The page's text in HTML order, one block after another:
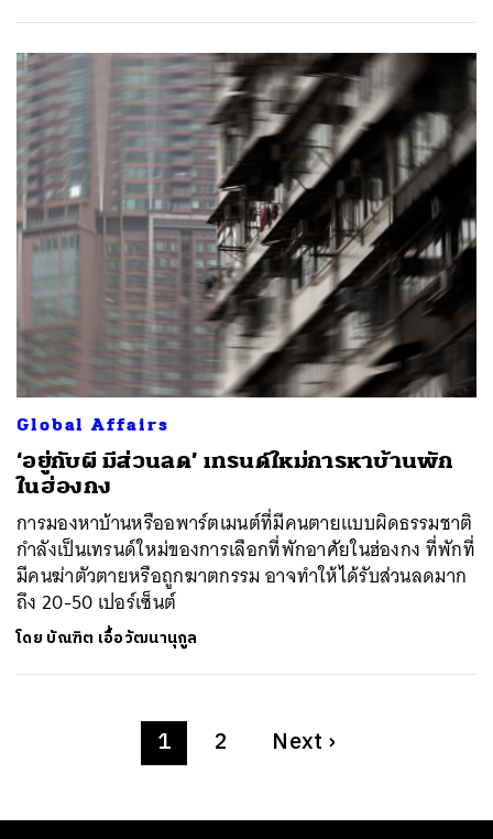
Global Affairs
‘อยู่กับผี มีส่วนลด’ เทรนด์ใหม่การหาบ้านพัก
ในฮ่องกง
การมองหาบ้านหรืออพาร์ตเมนต์ที่มีคนตายแบบผิดธรรมชาติ
กำลังเป็นเทรนด์ใหม่ของการเลือกที่พักอาศัยในฮ่องกง ที่พักที่
มีคนฆ่าตัวตายหรือถูกฆาตกรรม อาจทำให้ได้รับส่วนลดมาก
ถึง 20-50 เปอร์เซ็นต์
โดย บัณฑิต เอื้อวัฒนานุกูล
1 2 Next ›